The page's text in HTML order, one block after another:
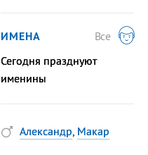
ИМЕНА
Все
Сегодня празднуют
именины
Александр, Макар